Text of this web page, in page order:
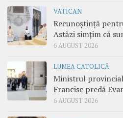
VATICAN
Recunoștință
Astăzi simțim că
6 AUGUST 2026
LUMEA CATOLICĂ
Ministrul
Francisc predă
6 AUGUST 2026